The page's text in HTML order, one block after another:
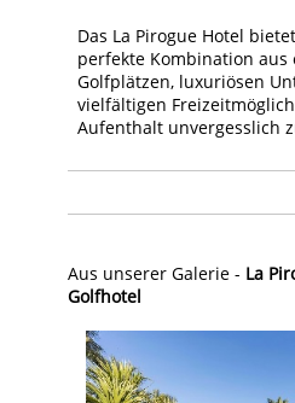
Das La Pirogue Hotel
perfekte Kombination aus
Golfplätzen, luxuriösen
vielfältigen
Aufenthalt unvergesslich
Aus unserer Galerie - La
Golfhotel